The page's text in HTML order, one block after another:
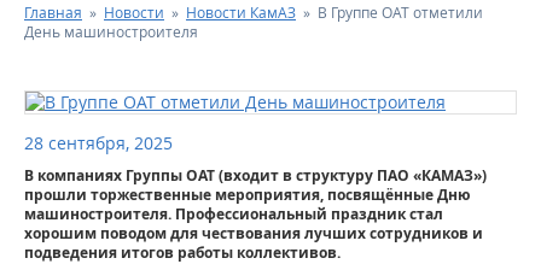
ЗАПАСНЫЕ ЧАСТИ
РЕМОНТ ДВИГАТЕЛЕЙ КАМАЗ
ФИНАНСОВЫЙ СЕРВИС
Главная » Новости » Новости КамАЗ » В Группе ОАТ отметили
День машиностроителя
28 сентября, 2025
В компаниях Группы ОАТ (входит в структуру ПАО «КАМАЗ»)
прошли торжественные мероприятия, посвящённые Дню
машиностроителя. Профессиональный праздник стал
хорошим поводом для чествования лучших сотрудников и
подведения итогов работы коллективов.